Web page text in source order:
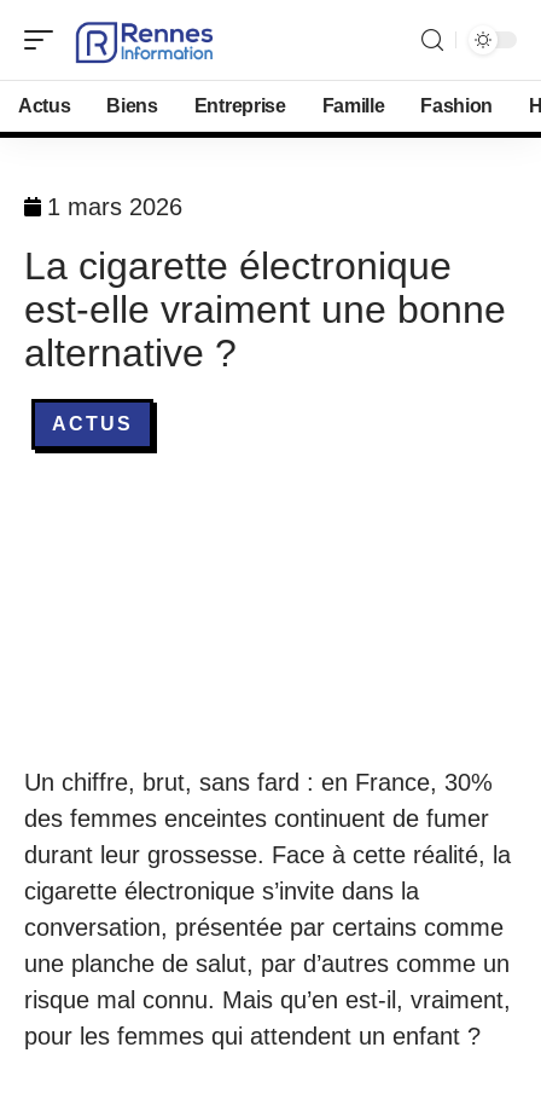
Actus Biens Entreprise Famille Fashion
1 mars 2026
La cigarette électronique
est-elle vraiment une bonne
alternative ?
ACTUS
Un chiffre, brut, sans fard : en France, 30%
des femmes enceintes continuent de fumer
durant leur grossesse. Face à cette réalité, la
cigarette électronique s’invite dans la
conversation, présentée par certains comme
une planche de salut, par d’autres comme un
risque mal connu. Mais qu’en est-il, vraiment,
pour les femmes qui attendent un enfant ?